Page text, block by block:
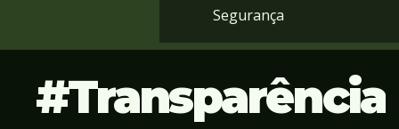
Segurança
Transparência